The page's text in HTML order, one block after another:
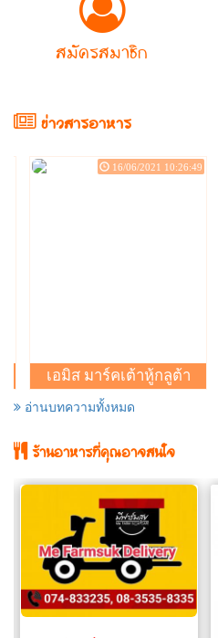
สมัครสมาชิก
ข่าวสารอาหาร
พลังงานสูง ย้ำควรกินไม่
เกิน 2 เม็ดต่อวัน
30/05/2021 17:35:04
อ่านบทความทั้งหมด
ร้านอาหารที่คุณอาจสนใจ